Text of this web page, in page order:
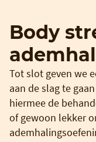
Body
Tot slot geven we
aan de slag te
hiermee de
of gewoon lekker